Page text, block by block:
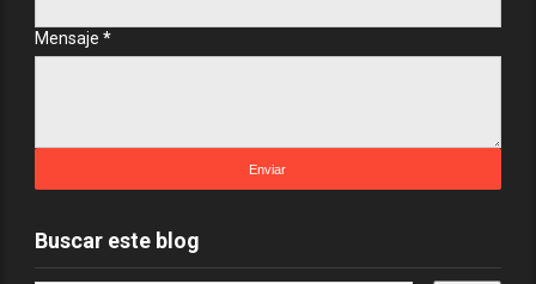
Mensaje *
Buscar este blog